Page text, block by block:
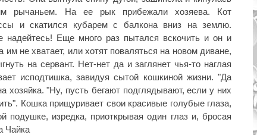
рычаньем. На ее рык прибежали хозяева. Кот
и скатился кубарем с балкона вниз на землю.
Еще много раз пытался вскочить и он и
не хватает, или хотят поваляться на новом диване,
на сервант. Нет-нет да и заглянет чья-то наглая
исподтишка, завидуя сытой кошкиной жизни. "Да
хозяйка. "Ну, пусть бегают подглядывают, если у них
Кошка прищуривает свои красивые голубые глаза,
подушке, изредка, приоткрывая один глаз и, бросая
Чайка